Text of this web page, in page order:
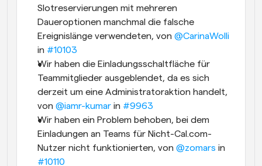
Slotreservierungen mit mehreren
Daueroptionen manchmal die falsche
Ereignislänge verwendeten, von @CarinaWolli
in #10103
Wir haben die Einladungsschaltfläche für
Teammitglieder ausgeblendet, da es sich
derzeit um eine Administratoraktion handelt,
von @iamr-kumar in #9963
Wir haben ein Problem behoben, bei dem
Einladungen an Teams für Nicht-Cal.com-
Nutzer nicht funktionierten, von @zomars
#10110